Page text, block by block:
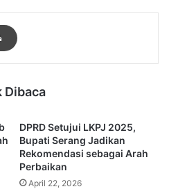
Dibaca
DPRD Setujui LKPJ 2025,
Bupati Serang Jadikan
Rekomendasi sebagai Arah
Perbaikan
April 22, 2026